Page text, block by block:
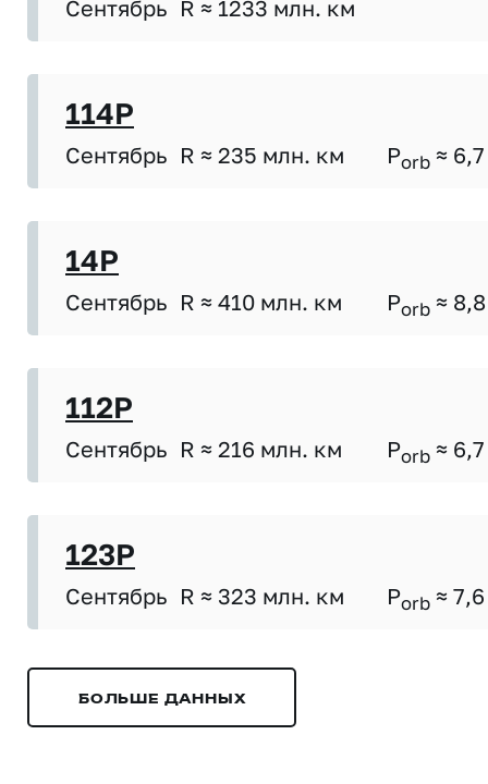
Сентябрь R ≈ 1233 млн. км
114P
Сентябрь R ≈ 235 млн. км Porb ≈ 6,7
14P
Сентябрь R ≈ 410 млн. км Porb ≈ 8,8
112P
Сентябрь R ≈ 216 млн. км Porb ≈ 6,7
123P
Сентябрь R ≈ 323 млн. км Porb ≈ 7,6
БОЛЬШЕ ДАННЫХ